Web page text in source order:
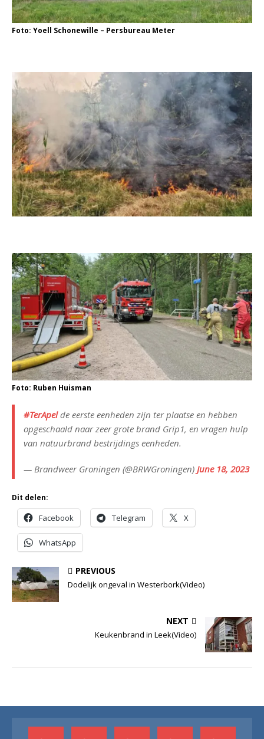
Foto: Yoell Schonewille – Persbureau Meter
Foto: Ruben Huisman
#TerApelde eerste eenheden zijn ter plaatse en hebben
opgeschaald naar zeer grote brand Grip1, en vragen hulp
van natuurbrand bestrijdings eenheden.
— Brandweer Groningen (@BRWGroningen) June 18, 2023
Dit delen:
Facebook Telegram X
WhatsApp
PREVIOUS
Dodelijk ongeval in Westerbork(Video)
NEXT
Keukenbrand in Leek(Video)